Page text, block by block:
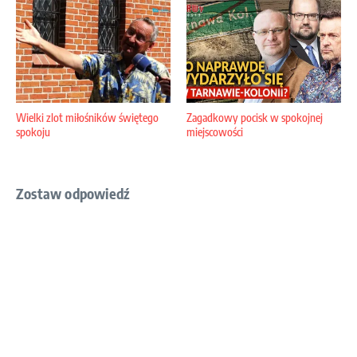
Wielki zlot miłośników świętego
spokoju
Zagadkowy pocisk w spokojnej
miejscowości
Zostaw odpowiedź